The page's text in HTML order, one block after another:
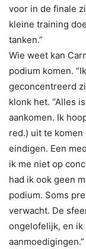
voor in de finale
kleine training
tanken.”
Wie weet kan
podium komen.
geconcentreerd
klonk het. “Alles
aankomen. Ik
red.) uit te
eindigen. Een
ik me niet op
had ik ook geen
podium. Soms
verwacht. De
ongelofelijk, en ik
aanmoedigingen.”